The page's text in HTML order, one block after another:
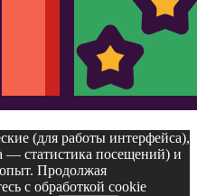
(для работы интерфейса),
— статистика посещений) и
Продолжая
с обработкой cookie